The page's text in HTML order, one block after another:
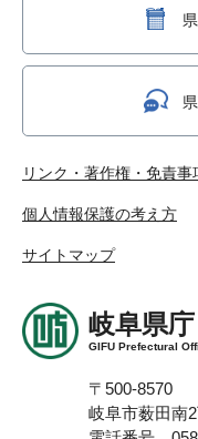
リンク・著作権・免責事
個人情報保護の考え方
サイトマップ
岐阜県庁
GIFU Prefectural
〒500-8570
岐阜市薮田南